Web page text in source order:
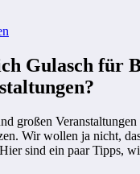
Gulasch für
großen Veranstaltungen
Wir wollen ja nicht,
sind ein paar Tipps,